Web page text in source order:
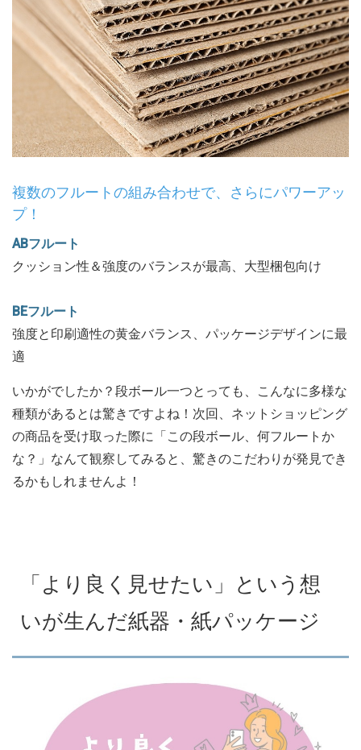
複数のフルートの組み合わせで、さらにパワーアッ
プ！
ABフルート
クッション性＆強度のバランスが最高、大型梱包向け
BEフルート
強度と印刷適性の黄金バランス、パッケージデザインに最
適
いかがでしたか？段ボール一つとっても、こんなに多様な
種類があるとは驚きですよね！次回、ネットショッピング
の商品を受け取った際に「この段ボール、何フルートか
な？」なんて観察してみると、驚きのこだわりが発見でき
るかもしれませんよ！
「より良く見せたい」という想
いが生んだ紙器・紙パッケージ